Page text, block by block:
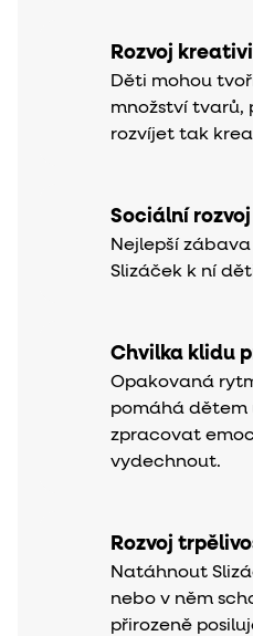
Rozvoj
Děti mohou
množství tvarů,
rozvíjet tak
Sociální rozvoj
Nejlepší
Slizáček k ní
Chvilka klidu
Opakovaná
pomáhá dětem
zpracovat
vydechnout.
Rozvoj
Natáhnout
nebo v něm
přirozeně